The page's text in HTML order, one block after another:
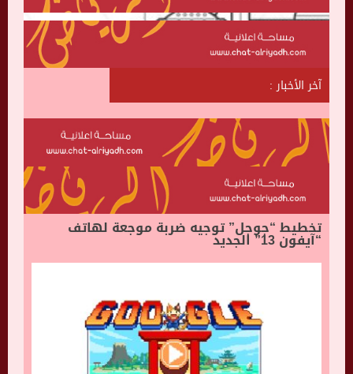
آخر الأخبار :
تخطيط “جوجل” توجيه ضربة موجعة لهاتف
“آيفون 13” الجديد